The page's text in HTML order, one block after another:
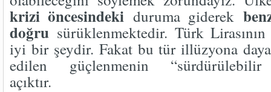
krizi öncesindeki duruma giderek
doğru sürüklenmektedir. Türk
iyi bir şeydir. Fakat bu tür illüzyona
edilen güçlenmenin